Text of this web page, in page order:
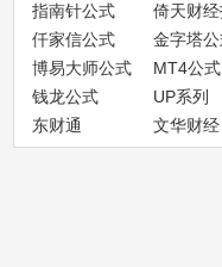
指南针公式
倚天财
仟家信公式
金字塔
博易大师公式
MT4公式
钱龙公式
UP系列
东财通
文华财经